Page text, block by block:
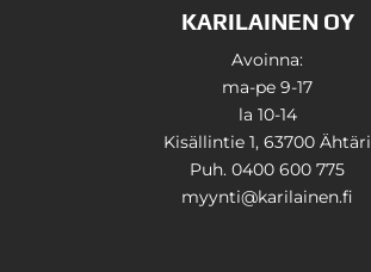
KARILAINEN OY
Avoinna:
ma-pe 9-17
la 10-14
Kisällintie 1, 63700 Ähtäri
Puh. 0400 600 775
myynti@karilainen.fi